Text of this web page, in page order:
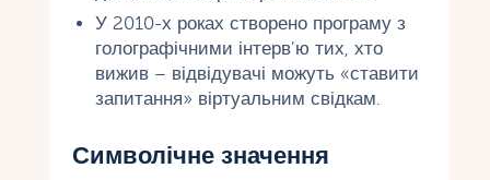
У 2010-х роках створено програму з
голографічними інтерв’ю тих, хто
вижив – відвідувачі можуть «ставити
запитання» віртуальним свідкам.
Символічне значення